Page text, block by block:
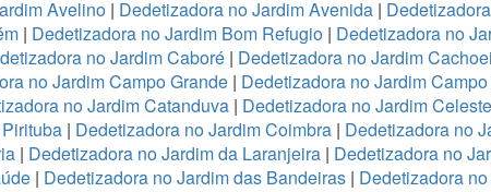
Avelino| Dedetizadora no Jardim Avenida|
| Dedetizadora no Jardim Bom Refugio| Dedetizadora no
no Jardim Caboré| Dedetizadora no Jardim
no Jardim Campo Grande | Dedetizadora no Jardim
no Jardim Catanduva| Dedetizadora no Jardim Celeste
| Dedetizadora no Jardim Coimbra| Dedetizadora no
| Dedetizadora no Jardim da Laranjeira| Dedetizadora no
| Dedetizadora no Jardim das Bandeiras | Dedetizadora